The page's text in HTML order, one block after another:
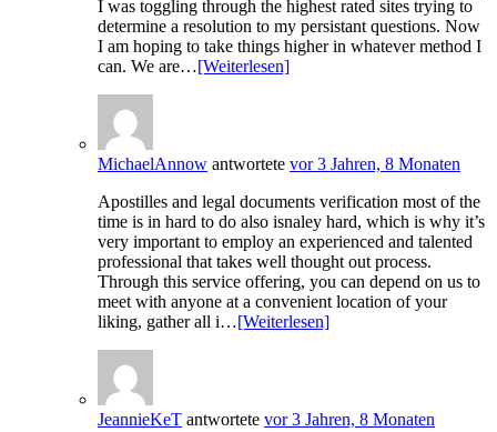
I was toggling through the highest rated sites trying to
determine a resolution to my persistant questions. Now
I am hoping to take things higher in whatever method I
can. We are…[Weiterlesen]
MichaelAnnow antwortete vor 3 Jahren, 8 Monaten
Apostilles and legal documents verification most of the
time is in hard to do also isnaley hard, which is why it’s
very important to employ an experienced and talented
professional that takes well thought out process.
Through this service offering, you can depend on us to
meet with anyone at a convenient location of your
liking, gather all i…[Weiterlesen]
JeannieKeT antwortete vor 3 Jahren, 8 Monaten